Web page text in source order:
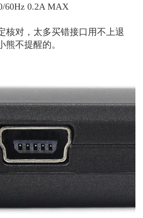
60Hz 0.2A MAX
核对，太多买错接口用不上退
熊不提醒的。